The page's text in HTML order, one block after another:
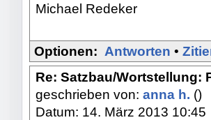
Michael Redeker
Optionen: Antworten •
Re: Satzbau/Wortstellung:
geschrieben von: anna h. ()
Datum: 14. März 2013 10:45